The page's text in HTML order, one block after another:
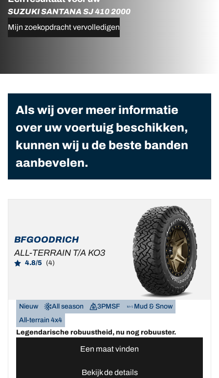
SUZUKI SANTANA SJ 410 2000
Mijn zoekopdracht vervolledigen
Als wij over meer informatie
over uw voertuig beschikken,
kunnen wij u de beste banden
aanbevelen.
BFGOODRICH
ALL-TERRAIN T/A KO3
4.8/5 (4)
Nieuw All season 3PMSF
Mud & Snow
All-terrain 4x4
Legendarische robuustheid, nu nog robuuster.
Een maat vinden
Bekijk de details